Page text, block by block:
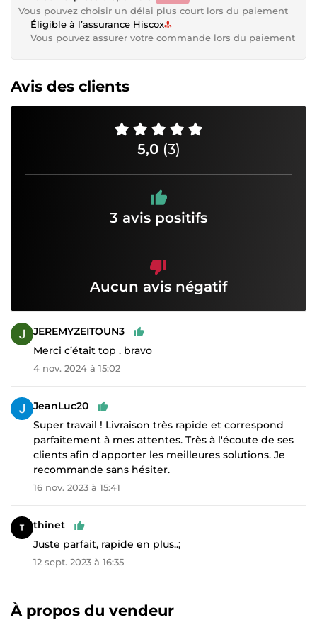
Vous pouvez choisir un délai plus court lors du paiement
Éligible à l’assurance Hiscox
Vous pouvez assurer votre commande lors du paiement
Avis des clients
5,0 (3)
3 avis positifs
Aucun avis négatif
JEREMYZEITOUN3
Merci c’était top . bravo
4 nov. 2024 à 15:02
JeanLuc20
Super travail ! Livraison très rapide et correspond
parfaitement à mes attentes. Très à l'écoute de ses
clients afin d'apporter les meilleures solutions. Je
recommande sans hésiter.
16 nov. 2023 à 15:41
thinet
Juste parfait, rapide en plus..;
12 sept. 2023 à 16:35
À propos du vendeur